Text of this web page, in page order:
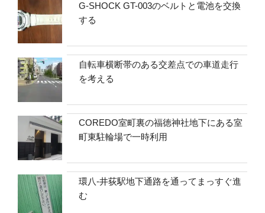
G-SHOCK GT-003のベルトと電池を交換
する
自転車横断帯のある交差点での車道走行
を考える
COREDO室町裏の福徳神社地下にある室
町東駐輪場で一時利用
環八-井荻駅地下通路を通ってまっすぐ進
む